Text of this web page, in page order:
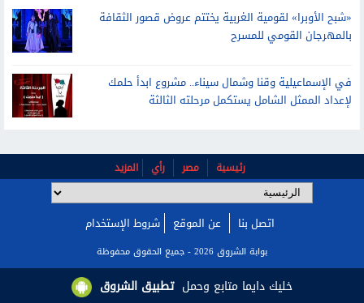
خليك دايما متابع وحمل تطبيق الشروق
فنون القول.. ملتقى جديد يحتفي بذاكرة الجنوب ضمن فعاليات
مهرجان قنا الدولي للفنون والحرف التراثية
«شبح الأوبرا» لقومية الغربية يختتم عروض قصور الثقافة
بالمهرجان القومي للمسرح
لإعداد الممثل الشامل يستكمل مرحلته الثالثة
رئيسية مصر رأي المزيد
اتصل بنا عن الموقع شروط الإستخدام